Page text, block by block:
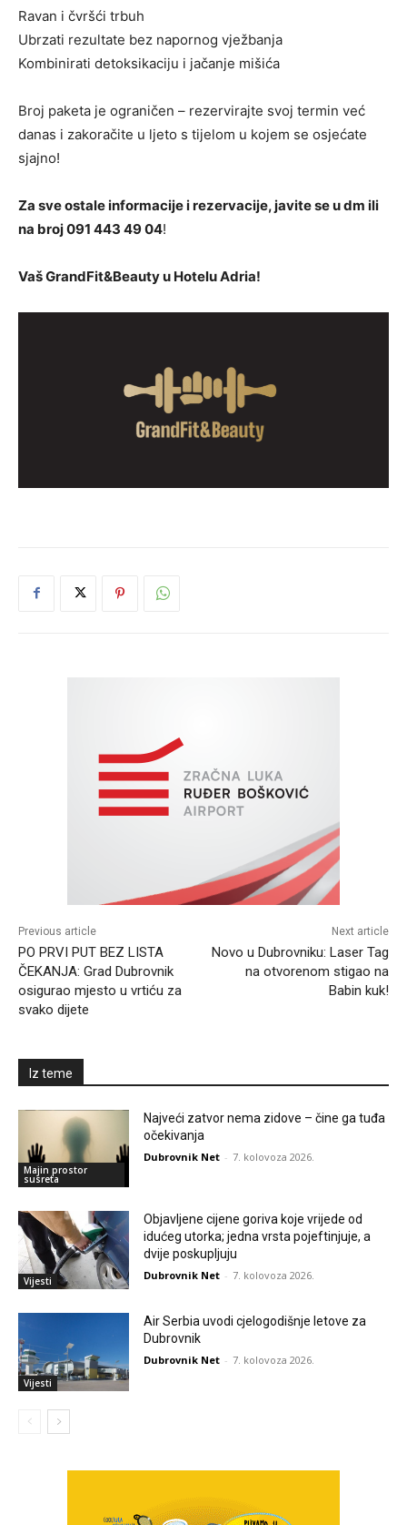
Ravan i čvršći trbuh
Ubrzati rezultate bez napornog vježbanja
Kombinirati detoksikaciju i jačanje mišića
Broj paketa je ograničen – rezervirajte svoj termin već
danas i zakoračite u ljeto s tijelom u kojem se osjećate
sjajno!
Za sve ostale informacije i rezervacije, javite se u dm ili
na broj 091 443 49 04!
Vaš GrandFit&Beauty u Hotelu Adria!
Previous article
PO PRVI PUT BEZ LISTA
ČEKANJA: Grad Dubrovnik
osigurao mjesto u vrtiću za
svako dijete
Next article
Novo u Dubrovniku: Laser Tag
na otvorenom stigao na
Babin kuk!
Iz teme
Majin prostor
susreta
Najveći zatvor nema zidove – čine ga tuđa
očekivanja
Dubrovnik Net - 7. kolovoza 2026.
Vijesti
Objavljene cijene goriva koje vrijede od
idućeg utorka; jedna vrsta pojeftinjuje, a
dvije poskupljuju
Dubrovnik Net - 7. kolovoza 2026.
Vijesti
Air Serbia uvodi cjelogodišnje letove za
Dubrovnik
Dubrovnik Net - 7. kolovoza 2026.